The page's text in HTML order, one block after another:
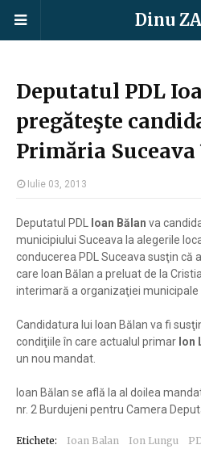
Dinu
Deputatul PDL
pregăteşte
Primăria Suceava
Iulie 03, 2013
Deputatul PDL Ioan Bălan va
municipiului Suceava la alegerile
conducerea PDL Suceava susţin că
care Ioan Bălan a preluat de la
interimară a organizaţiei municipale
Candidatura lui Ioan Bălan va fi
condiţiile în care actualul primar Ion
un nou mandat.
Ioan Bălan se află la al doilea
nr. 2 Burdujeni pentru Camera
Etichete: Ioan Balan Ion Lungu